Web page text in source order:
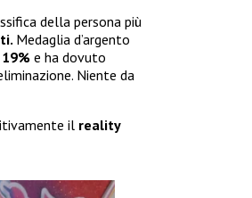
della persona più
Medaglia d’argento
19% e ha dovuto
Niente da
il reality